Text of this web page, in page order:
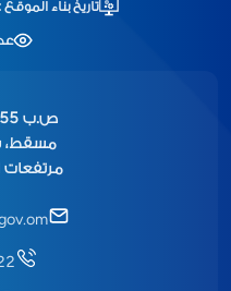
تاريخ بناء الموقع
ص.ب 3555، ر.ب 111
مسقط،
مرتفعات